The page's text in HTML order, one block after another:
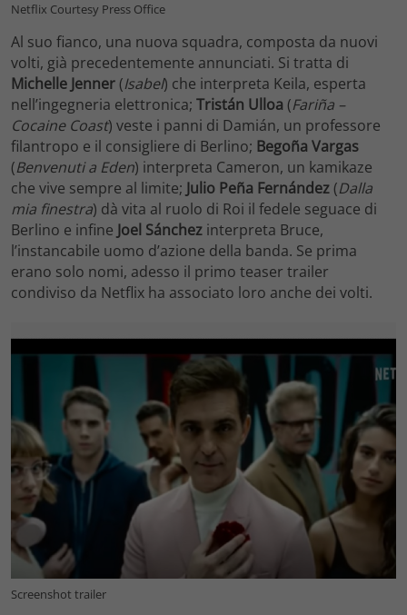
Netflix Courtesy Press Office
Al suo fianco, una nuova squadra, composta da nuovi
volti, già precedentemente annunciati. Si tratta di
Michelle Jenner(Isabel) che interpreta Keila, esperta
nell’ingegneria elettronica; Tristán Ulloa (Fariña –
Cocaine Coast) veste i panni di Damián, un professore
filantropo e il consigliere di Berlino; Begoña Vargas
(Benvenuti a Eden) interpreta Cameron, un kamikaze
che vive sempre al limite; Julio Peña Fernández(Dalla
mia finestra) dà vita al ruolo di Roi il fedele seguace di
Berlino e infine Joel Sánchez interpreta Bruce,
l’instancabile uomo d’azione della banda. Se prima
erano solo nomi, adesso il primo teaser trailer
condiviso da Netflix ha associato loro anche dei volti.
Screenshot trailer